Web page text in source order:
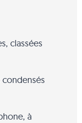
classées
condensés
à